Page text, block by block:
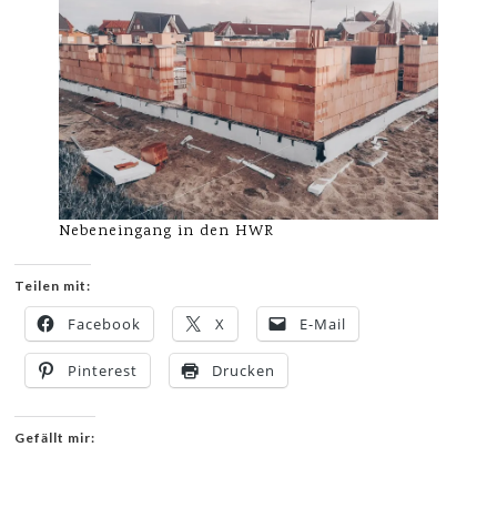
Nebeneingang in den HWR
Teilen mit:
Facebook X E-Mail
Pinterest Drucken
Gefällt mir: